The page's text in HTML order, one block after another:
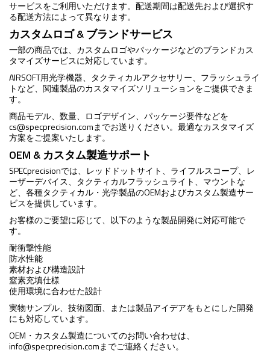
サービスをご利用いただけます。配送期間は配送先および選択す
る配送方法によって異なります。
カスタムロゴ & ブランドサービス
一部の商品では、カスタムロゴやパッケージなどのブランドカス
タマイズサービスに対応しています。
AIRSOFT用光学機器、タクティカルアクセサリー、フラッシュライ
トなど、関連製品のカスタマイズソリューションをご提供できま
す。
商品モデル、数量、ロゴデザイン、パッケージ要件などを
cs@specprecision.comまでお送りください。最適なカスタマイズ
方案をご提案いたします。
OEM & カスタム製造サポート
SPECprecisionでは、レッドドットサイト、ライフルスコープ、レ
ーザーデバイス、タクティカルフラッシュライト、マウントな
ど、各種タクティカル・光学製品のOEMおよびカスタム製造サー
ビスを提供しています。
お客様のご要望に応じて、以下のような製品開発に対応可能で
す。
耐衝撃性能
防水性能
素材および構造設計
窒素充填仕様
使用環境に合わせた設計
実物サンプル、技術図面、または製品アイデアをもとにした開発
にも対応しています。
OEM・カスタム製造についてのお問い合わせは、
info@specprecision.comまでご連絡ください。